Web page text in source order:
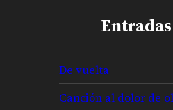
De vuelta
Canción al dolor de